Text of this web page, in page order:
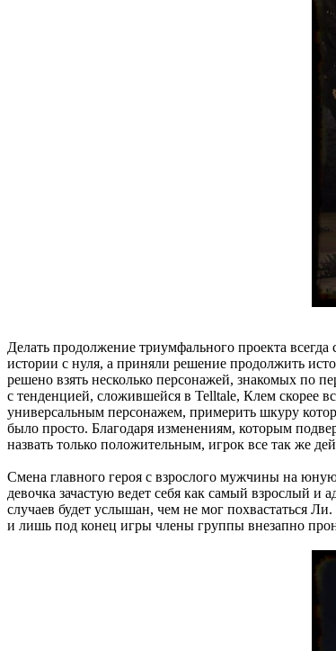
Делать продолжение триумфального проекта всегда
истории с нуля, а приняли решение продолжить
решено взять несколько персонажей, знакомых по
с тенденцией, сложившейся в Telltale, Клем скорее
универсальным персонажем, примерить шкуру
было просто. Благодаря изменениям, которым
назвать только положительным, игрок все так же
Смена главного героя с взрослого мужчины на юную
девочка зачастую ведет себя как самый взрослый и
случаев будет услышан, чем не мог похвастаться
и лишь под конец игры члены группы внезапно